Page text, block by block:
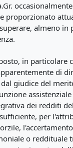
proporzionato
almeno in
in particolare
di
giudice del
dei redditi
per
o reddituale